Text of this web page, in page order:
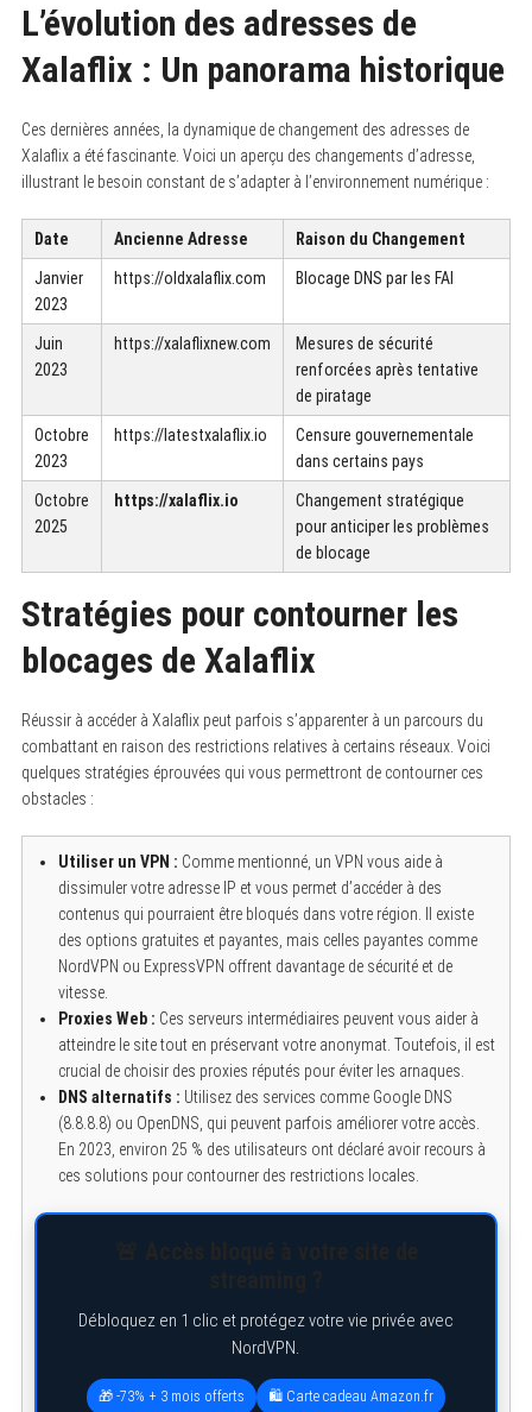
L’évolution des adresses de
Xalaflix : Un panorama historique
Ces dernières années, la dynamique de changement des adresses de
Xalaflix a été fascinante. Voici un aperçu des changements d’adresse,
illustrant le besoin constant de s’adapter à l’environnement numérique :
Date Ancienne Adresse Raison du Changement
Janvier
2023
https://oldxalaflix.com Blocage DNS par les FAI
Juin
2023
https://xalaflixnew.com
Mesures de sécurité
renforcées après tentative
de piratage
Octobre
2023
https://latestxalaflix.io
Censure gouvernementale
dans certains pays
Octobre
2025
https://xalaflix.io
Changement stratégique
pour anticiper les problèmes
de blocage
Stratégies pour contourner les
blocages de Xalaflix
Réussir à accéder à Xalaflix peut parfois s’apparenter à un parcours du
combattant en raison des restrictions relatives à certains réseaux. Voici
quelques stratégies éprouvées qui vous permettront de contourner ces
obstacles :
Utiliser un VPN : Comme mentionné, un VPN vous aide à
dissimuler votre adresse IP et vous permet d’accéder à des
contenus qui pourraient être bloqués dans votre région. Il existe
des options gratuites et payantes, mais celles payantes comme
NordVPN ou ExpressVPN offrent davantage de sécurité et de
vitesse.
Proxies Web : Ces serveurs intermédiaires peuvent vous aider à
atteindre le site tout en préservant votre anonymat. Toutefois, il est
crucial de choisir des proxies réputés pour éviter les arnaques.
DNS alternatifs : Utilisez des services comme Google DNS
(8.8.8.8) ou OpenDNS, qui peuvent parfois améliorer votre accès.
En 2023, environ 25 % des utilisateurs ont déclaré avoir recours à
ces solutions pour contourner des restrictions locales.
Débloquez en 1 clic et protégez votre vie privée avec
NordVPN.
🎁 -73% + 3 mois offerts 🛍️ Carte cadeau Amazon.fr